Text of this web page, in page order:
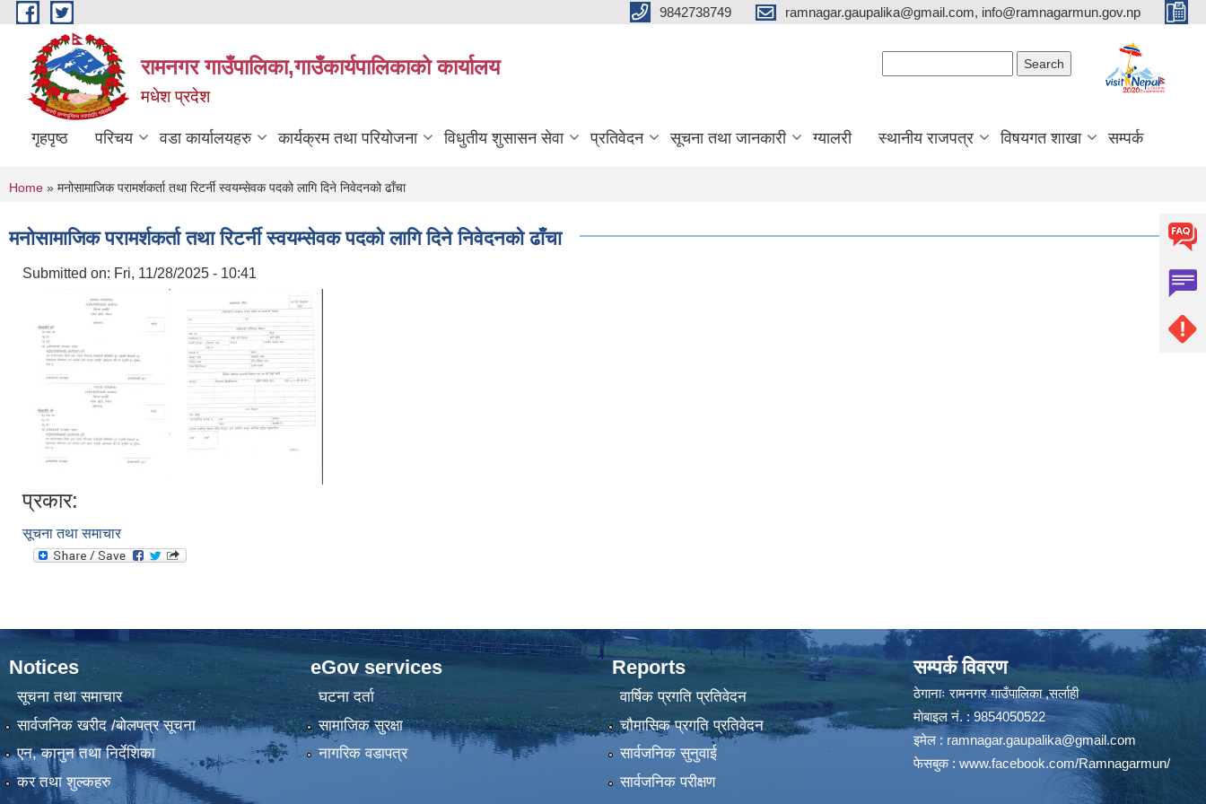
Skip to main content 9842738749 ramnagar.gaupalika@gmail.com, info@ramnagarmun.gov.np
रामनगर गाउँपालिका,गाउँकार्यपालिकाको कार्यालय
मधेश प्रदेश
गृहपृष्ठ परिचय वडा कार्यालयहरु कार्यक्रम तथा परियोजना विधुतीय शुसासन सेवा प्रतिवेदन सूचना तथा जानकारी ग्यालरी स्थानीय राजपत्र विषयगत शाखा सम्पर्क
You are here
Home » मनोसामाजिक परामर्शकर्ता तथा रिटर्नी स्वयम्सेवक पदको लागि दिने निवेदनको ढाँचा
मनोसामाजिक परामर्शकर्ता तथा रिटर्नी स्वयम्सेवक पदको लागि दिने निवेदनको ढाँचा
Submitted on: Fri, 11/28/2025 - 10:41
प्रकार:
सूचना तथा समाचार
Notices
सूचना तथा समाचार
सार्वजनिक खरीद /बोलपत्र सूचना
एन, कानुन तथा निर्देशिका
कर तथा शुल्कहरु
eGov services
घटना दर्ता
सामाजिक सुरक्षा
नागरिक वडापत्र
Reports
वार्षिक प्रगति प्रतिवेदन
चौमासिक प्रगति प्रतिवेदन
सार्वजनिक सुनुवाई
सार्वजनिक परीक्षण
सम्पर्क विवरण
ठेगानाः रामनगर गाउँपालिका ,सर्लाही
माेबाइल न‌ं. : 9854050522
इमेल : ramnagar.gaupalika@gmail.com
फेसबुक : www.facebook.com/Ramnagarmun/